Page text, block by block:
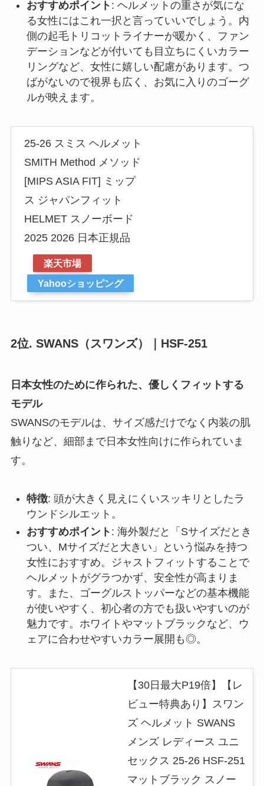
おすすめポイント : ヘルメットの重さが気にな
る女性にはこれ一択と言っていいでしょう。内
側の起毛トリコットライナーが暖かく、ファン
デーションなどが付いても目立ちにくいカラー
リングなど、女性に嬉しい配慮があります。つ
ばがないので視界も広く、お気に入りのゴーグ
ルが映えます。
25-26 スミス ヘルメット
SMITH Method メソッド
[MIPS ASIA FIT] ミップ
ス ジャパンフィット
HELMET スノーボード
2025 2026 日本正規品
楽天市場
Yahooショッピング
2位. SWANS（スワンズ）｜HSF-251
日本女性のために作られた、優しくフィットする
モデル
SWANSのモデルは、サイズ感だけでなく内装の肌
触りなど、細部まで日本女性向けに作られていま
す。
特徴: 頭が大きく見えにくいスッキリとしたラ
ウンドシルエット。
おすすめポイント : 海外製だと「Sサイズだとき
つい、Mサイズだと大きい」という悩みを持つ
女性におすすめ。ジャストフィットすることで
ヘルメットがグラつかず、安全性が高まりま
す。また、ゴーグルストッパーなどの基本機能
が使いやすく、初心者の方でも扱いやすいのが
魅力です。ホワイトやマットブラックなど、ウ
ェアに合わせやすいカラー展開も◎。
【30日最大P19倍】【レ
ビュー特典あり】スワン
ズ ヘルメット SWANS
メンズ レディース ユニ
セックス 25-26 HSF-251
マットブラック スノー